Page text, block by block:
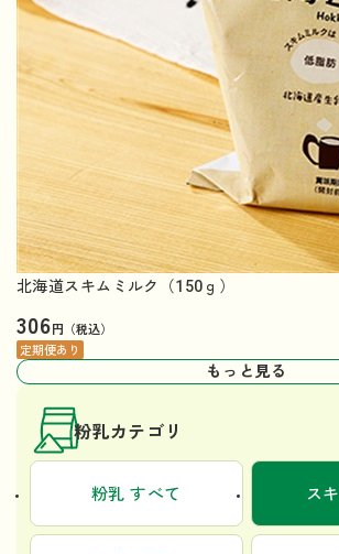
北海道スキムミルク（150ｇ）
306円（税込）
定期便あり
もっと見る
粉乳カテゴリ
粉乳 すべて ス